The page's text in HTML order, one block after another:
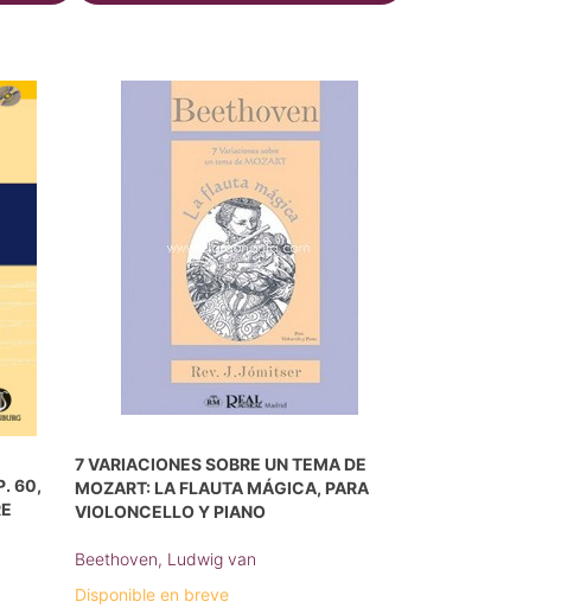
60,
7 VARIACIONES SOBRE UN TEMA DE
MOZART: LA FLAUTA MÁGICA, PARA
VIOLONCELLO Y PIANO
Beethoven, Ludwig van
Disponible en breve